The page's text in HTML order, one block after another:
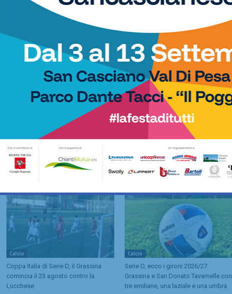
WhatsApp
SportChianti dà spazio, ogni giorno, a tutti gli sport nei comuni chiantigiani:
basket, pallamano, baseball, karate, danza, ginnastica, ciclismo...
Calcio
Coppa Italia di Serie D, il Grassina
comincia il 23 agosto contro la
Lucchese
Calcio
Serie D, ecco i gironi 2026/27.
Grassina e San Donato Tavarnelle con
tre emiliane, una laziale e una umbra